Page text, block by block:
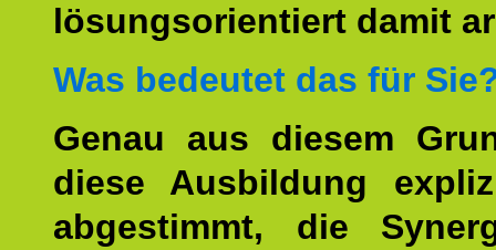
lösungsorientiert damit
Was bedeutet das für
Genau aus diesem
diese Ausbildung
abgestimmt, die